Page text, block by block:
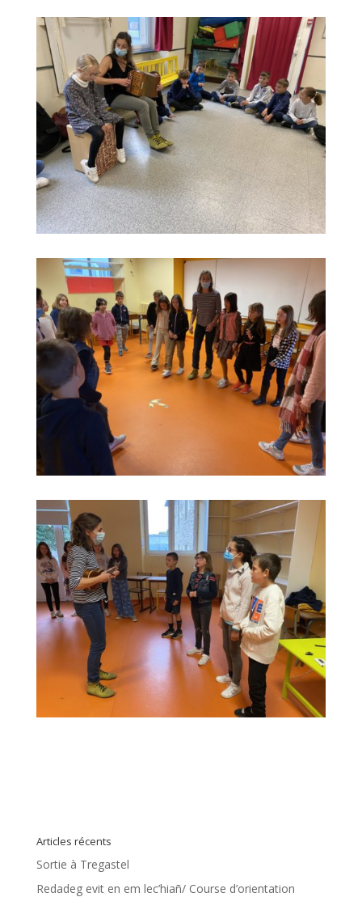
Articles récents
Sortie à Tregastel
Redadeg evit en em lec’hiañ/ Course d’orientation